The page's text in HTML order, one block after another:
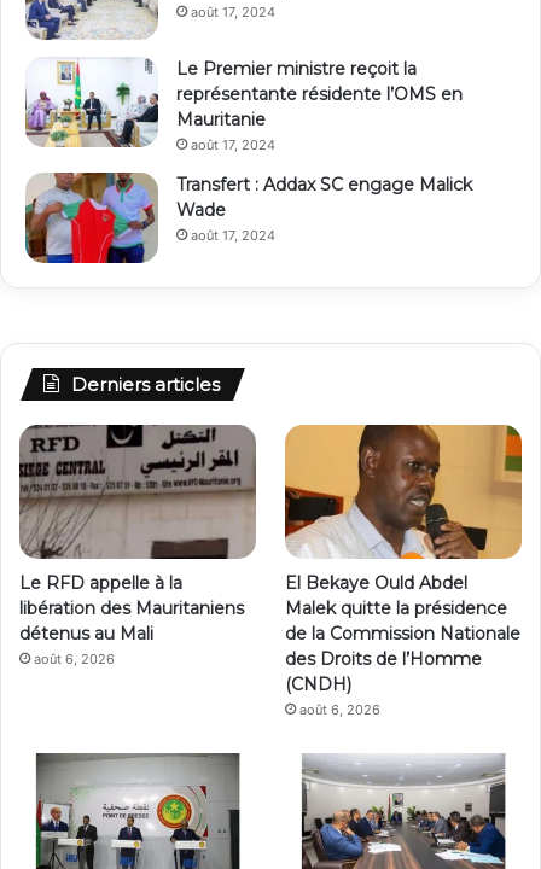
août 17, 2024
Le Premier ministre reçoit la
représentante résidente l’OMS en
Mauritanie
août 17, 2024
Transfert : Addax SC engage Malick
Wade
août 17, 2024
Derniers articles
Le RFD appelle à la
libération des Mauritaniens
détenus au Mali
août 6, 2026
El Bekaye Ould Abdel
Malek quitte la présidence
de la Commission Nationale
des Droits de l’Homme
(CNDH)
août 6, 2026